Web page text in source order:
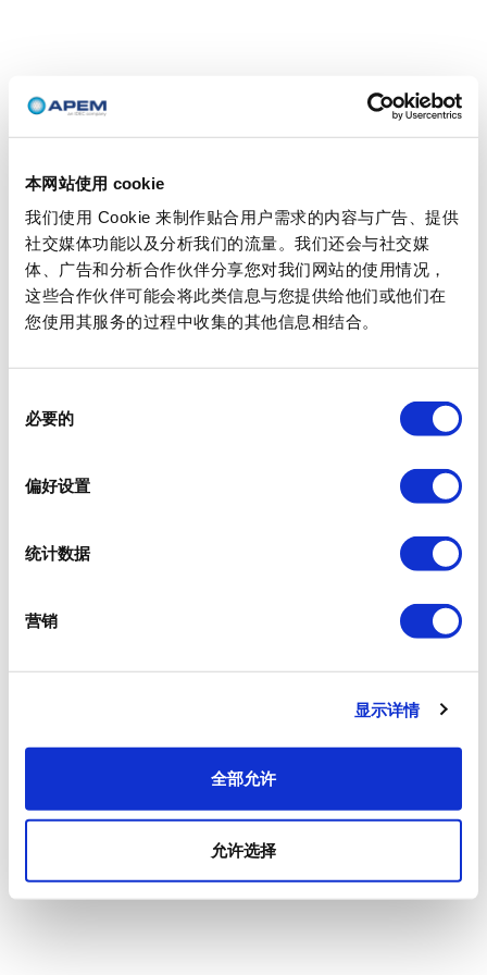
本网站使用 cookie
我们使用 Cookie 来制作贴合用户需求的内容与广告、提供
社交媒体功能以及分析我们的流量。我们还会与社交媒
体、广告和分析合作伙伴分享您对我们网站的使用情况，
这些合作伙伴可能会将此类信息与您提供给他们或他们在
您使用其服务的过程中收集的其他信息相结合。
必要的
偏好设置
统计数据
营销
显示详情
全部允许
允许选择